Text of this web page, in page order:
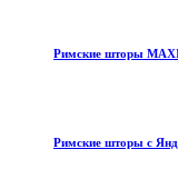
Римские шторы
Римские шторы с